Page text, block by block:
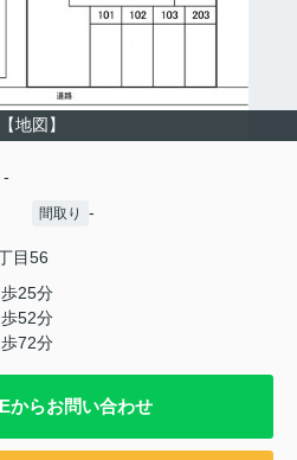
【地図】
間取り -
目56
歩25分
歩52分
歩72分
からお問い合わせ